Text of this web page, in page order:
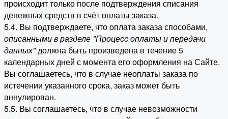
происходит только после подтверждения списания
денежных средств в счёт оплаты заказа.
5.4. Вы подтверждаете, что оплата заказа способами,
описанными в разделе "Процесс оплаты и передачи
данных"должна быть произведена в течение 5
календарных дней с момента его оформления на Сайте.
Вы соглашаетесь, что в случае неоплаты заказа по
истечении указанного срока, заказ может быть
аннулирован.
5.5. Вы соглашаетесь, что в случае невозможности